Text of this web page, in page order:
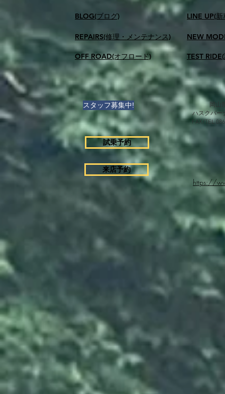
BLOG(ブログ)
REPAIRS(修理・メンテナンス)
OFF ROAD(オフロード)
LINE UP(
NEW
TEST
スタッフ募集中!
試乗予約
来店予約
岡山
ハスクバー
FAX/TEL
https://